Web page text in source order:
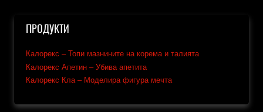
ПРОДУКТИ
Калорекс – Топи мазнините на корема и талията
Калорекс Апетин – Убива апетита
Калорекс Кла – Моделира фигура мечта